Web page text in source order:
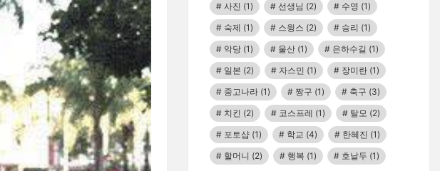
사진 (1) 선생님 (2) 수영 (1)
숙제 (1) 스윙스 (2) 승리 (1)
악당 (1) 울산 (1) 은하수길 (1)
일본 (2) 자스민 (1) 장미란 (1)
중고나라 (1) 짱구 (1) 축구 (3)
치킨 (2) 코스프레 (1) 탈모 (2)
포토샵 (1) 학교 (4) 한혜진 (1)
할머니 (2) 행복 (1) 호날두 (1)